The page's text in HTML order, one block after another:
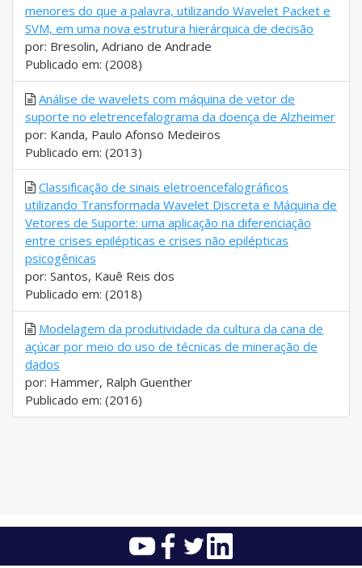
menores do que a palavra, utilizando Wavelet Packet e
SVM, em uma nova estrutura hierárquica de decisão
por: Bresolin, Adriano de Andrade
Publicado em: (2008)
Análise de wavelets com máquina de vetor de
suporte no eletrencefalograma da doença de Alzheimer
por: Kanda, Paulo Afonso Medeiros
Publicado em: (2013)
Classificação de sinais eletroencefalográficos
utilizando Transformada Wavelet Discreta e Máquina de
Vetores de Suporte: uma aplicação na diferenciação
entre crises epilépticas e crises não epilépticas
psicogênicas
por: Santos, Kauê Reis dos
Publicado em: (2018)
Modelagem da produtividade da cultura da cana de
açúcar por meio do uso de técnicas de mineração de
dados
por: Hammer, Ralph Guenther
Publicado em: (2016)